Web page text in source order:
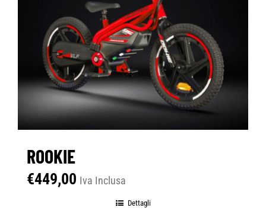
ROOKIE
€449,00 Iva Inclusa
Dettagli